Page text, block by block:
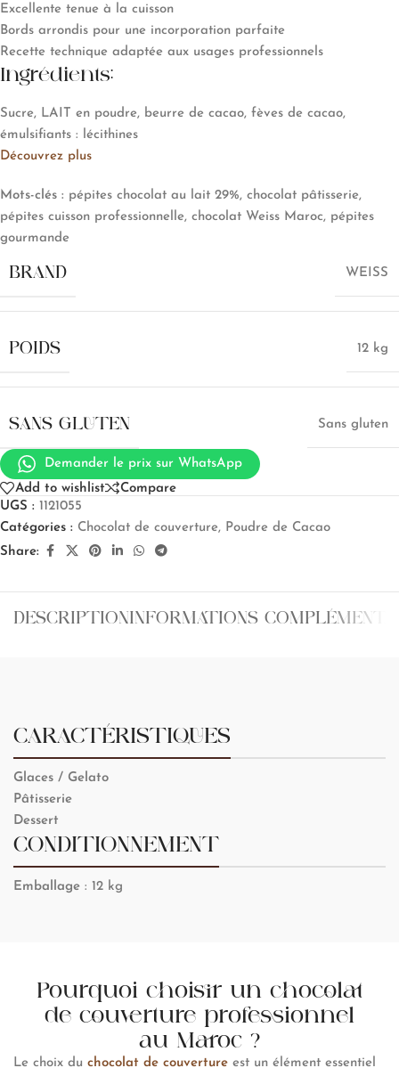
Excellente tenue à la cuisson
Bords arrondis pour une incorporation parfaite
Recette technique adaptée aux usages professionnels
Ingrédients:
Sucre, LAIT en poudre, beurre de cacao, fèves de cacao,
émulsifiants : lécithines
Découvrez plus
Mots-clés : pépites chocolat au lait 29%, chocolat pâtisserie,
pépites cuisson professionnelle, chocolat Weiss Maroc, pépites
gourmande
BRAND WEISS
POIDS 12 kg
SANS GLUTEN Sans gluten
Demander le prix sur WhatsApp
Add to wishlist
Compare
UGS : 1121055
Catégories : Chocolat de couverture, Poudre de Cacao
Share:
DESCRIPTIONINFORMATIONS
CARACTÉRISTIQUES
Glaces / Gelato
Pâtisserie
Dessert
CONDITIONNEMENT
Emballage : 12 kg
Pourquoi choisir un chocolat
de couverture professionnel
au Maroc ?
Le choix du chocolat de couverture est un élément essentiel